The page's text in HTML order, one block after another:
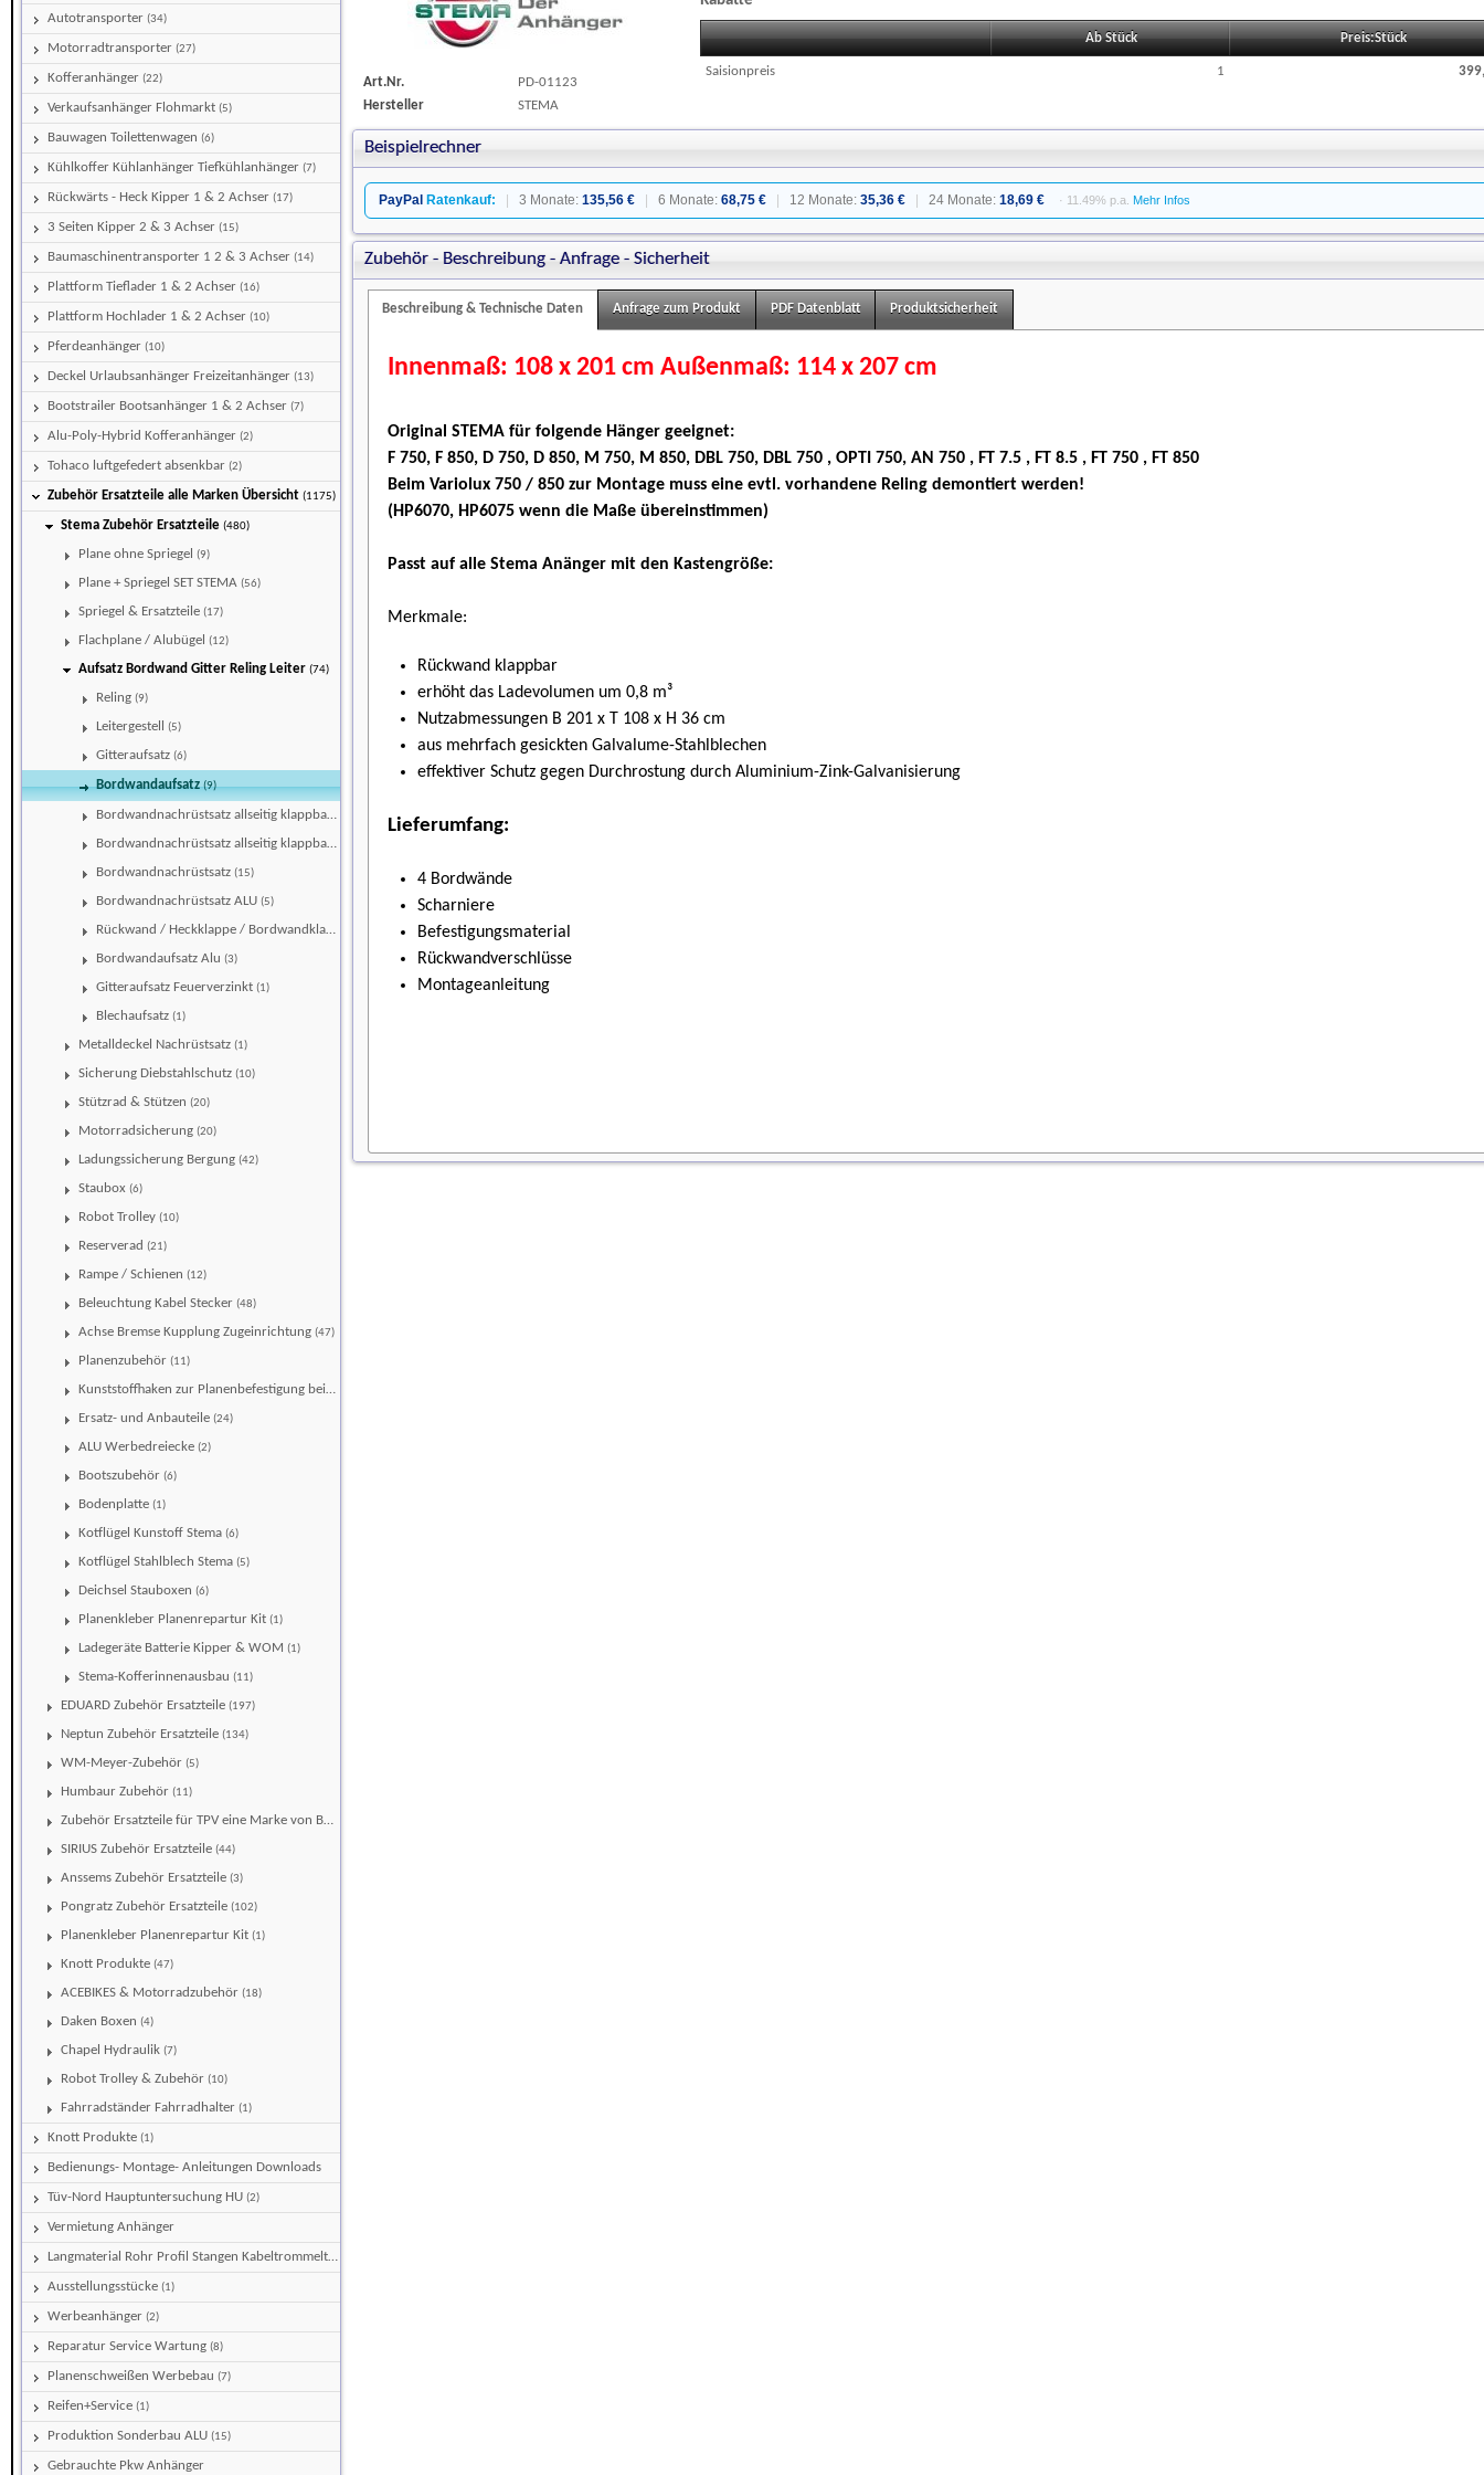
Autotransporter (34)
Motorradtransporter (27)
Kofferanhänger (22)
Verkaufsanhänger Flohmarkt (5)
Bauwagen Toilettenwagen (6)
Kühlkoffer Kühlanhänger Tiefkühlanhänger (7)
Rückwärts - Heck Kipper 1 & 2 Achser (17)
3 Seiten Kipper 2 & 3 Achser (15)
Baumaschinentransporter 1 2 & 3 Achser (14)
Plattform Tieflader 1 & 2 Achser (16)
Plattform Hochlader 1 & 2 Achser (10)
Pferdeanhänger (10)
Deckel Urlaubsanhänger Freizeitanhänger (13)
Bootstrailer Bootsanhänger 1 & 2 Achser (7)
Alu-Poly-Hybrid Kofferanhänger (2)
Tohaco luftgefedert absenkbar (2)
Zubehör Ersatzteile alle Marken Übersicht (1175)
Stema Zubehör Ersatzteile (480)
Plane ohne Spriegel (9)
Plane + Spriegel SET STEMA (56)
Spriegel & Ersatzteile (17)
Flachplane / Alubügel (12)
Aufsatz Bordwand Gitter Reling Leiter (74)
Reling (9)
Leitergestell (5)
Gitteraufsatz (6)
Bordwandaufsatz(9)
Bordwandnachrüstsatz allseitig klappbar (9)
Bordwandnachrüstsatz allseitig klappbar ALU
Bordwandnachrüstsatz (15)
Bordwandnachrüstsatz ALU (5)
Rückwand / Heckklappe / Bordwandklappe hinten (2)
Bordwandaufsatz Alu (3)
Gitteraufsatz Feuerverzinkt (1)
Blechaufsatz (1)
Metalldeckel Nachrüstsatz (1)
Sicherung Diebstahlschutz (10)
Stützrad & Stützen (20)
Motorradsicherung (20)
Ladungssicherung Bergung (42)
Staubox (6)
Robot Trolley (10)
Reserverad (21)
Rampe / Schienen (12)
Beleuchtung Kabel Stecker (48)
Achse Bremse Kupplung Zugeinrichtung (47)
Planenzubehör (11)
Kunststoffhaken zur Planenbefestigung bei einer Aluminiumbeplankung
Ersatz- und Anbauteile (24)
ALU Werbedreiecke (2)
Bootszubehör (6)
Bodenplatte (1)
Kotflügel Kunstoff Stema (6)
Kotflügel Stahlblech Stema (5)
Deichsel Stauboxen (6)
Planenkleber Planenrepartur Kit (1)
Ladegeräte Batterie Kipper & WOM (1)
Stema-Kofferinnenausbau (11)
EDUARD Zubehör Ersatzteile (197)
Neptun Zubehör Ersatzteile (134)
WM-Meyer-Zubehör (5)
Humbaur Zubehör (11)
Zubehör Ersatzteile für TPV eine Marke von Böckmann
SIRIUS Zubehör Ersatzteile (44)
Anssems Zubehör Ersatzteile (3)
Pongratz Zubehör Ersatzteile (102)
Planenkleber Planenrepartur Kit (1)
Knott Produkte (47)
ACEBIKES & Motorradzubehör (18)
Daken Boxen (4)
Chapel Hydraulik (7)
Robot Trolley & Zubehör (10)
Fahrradständer Fahrradhalter (1)
Knott Produkte (1)
Bedienungs- Montage- Anleitungen Downloads
Tüv-Nord Hauptuntersuchung HU (2)
Vermietung Anhänger
Langmaterial Rohr Profil Stangen Kabeltrommeltransporter
Ausstellungsstücke (1)
Werbeanhänger (2)
Reparatur Service Wartung (8)
Planenschweißen Werbebau (7)
Reifen+Service (1)
Produktion Sonderbau ALU (15)
Gebrauchte Pkw Anhänger
Art.Nr.
PD-01123
Hersteller
STEMA
Ab Stück Preis:Stück
Saisionpreis 1
Beispielrechner
PayPal Ratenkauf: 3 Monate: 135,56 € 6 Monate: 68,75 € 12 Monate: 35,36 € 24 Monate: 18,69 € · 11.49% p.a. Mehr Infos
Zubehör - Beschreibung - Anfrage - Sicherheit
Beschreibung & Technische Daten Anfrage zum Produkt PDF Datenblatt Produktsicherheit
Innenmaß: 108 x 201 cm Außenmaß: 114 x 207 cm
Original STEMA für folgende Hänger geeignet:
F 750, F 850, D 750, D 850, M 750, M 850, DBL 750, DBL 750 , OPTI 750, AN 750 , FT 7.5 , FT 8.5 , FT 750 , FT 850
Beim Variolux 750 / 850zur Montage muss eine evtl. vorhandene Reling demontiert werden!
(HP6070, HP6075 wenn die Maße übereinstimmen)
Passt auf alle Stema Anänger mit den Kastengröße:
Merkmale:
Rückwand klappbar
erhöht das Ladevolumen um 0,8 m³
Nutzabmessungen B 201 x T 108 x H 36 cm
aus mehrfach gesickten Galvalume-Stahlblechen
effektiver Schutz gegen Durchrostung durch Aluminium-Zink-Galvanisierung
Lieferumfang:
4 Bordwände
Scharniere
Befestigungsmaterial
Rückwandverschlüsse
Montageanleitung